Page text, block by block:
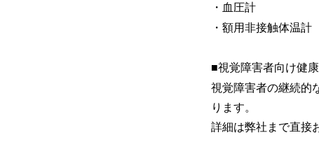
・血圧計
・額用非接触体温計
■視覚障害者向け健
視覚障害者の継続的
ります。
詳細は弊社まで直接